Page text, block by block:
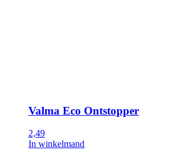
Valma Eco Ontstopper
2,49
In winkelmand